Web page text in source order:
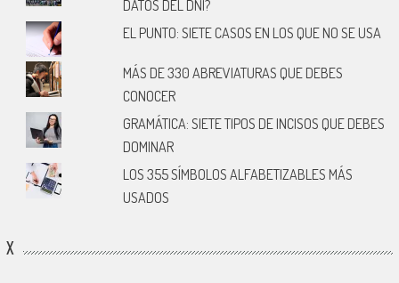
DATOS DEL DNI?
EL PUNTO: SIETE CASOS EN LOS QUE NO SE USA
MÁS DE 330 ABREVIATURAS QUE DEBES
CONOCER
GRAMÁTICA: SIETE TIPOS DE INCISOS QUE DEBES
DOMINAR
LOS 355 SÍMBOLOS ALFABETIZABLES MÁS
USADOS
X